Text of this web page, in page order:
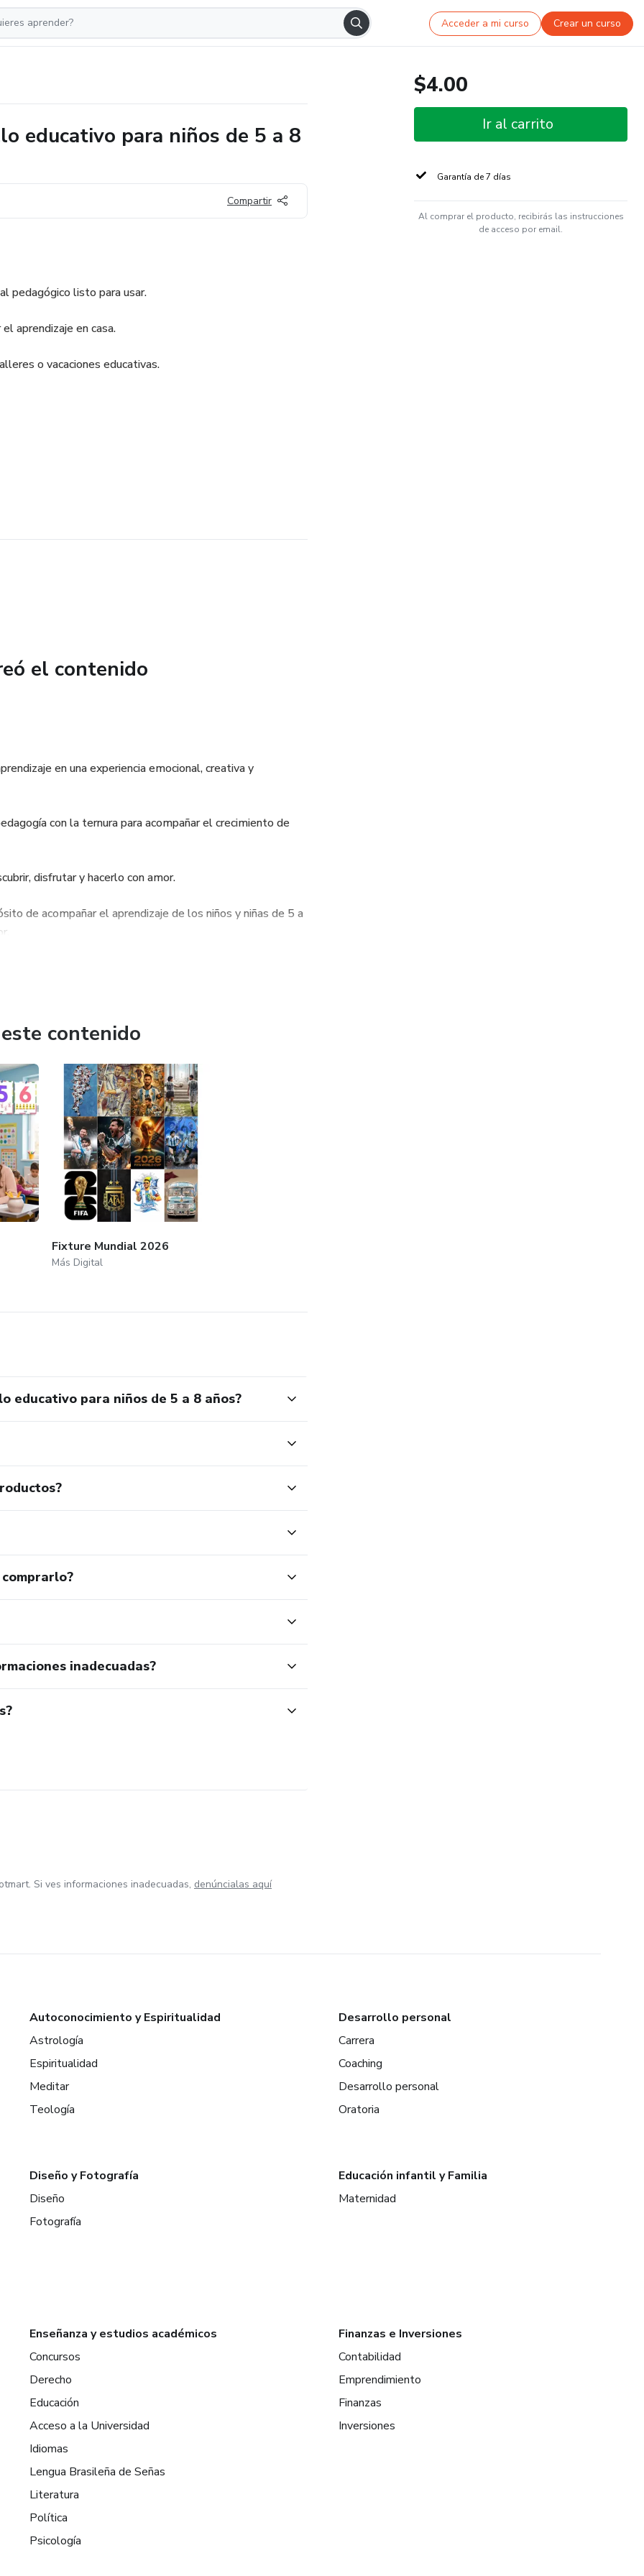
Acceder a mi curso Crear un curso
educativo para niños de 5 a 8
Compartir
pedagógico listo para usar.
aprendizaje en casa.
o vacaciones educativas.
✏️
el contenido
en una experiencia emocional, creativa y
con la ternura para acompañar el crecimiento de
disfrutar y hacerlo con amor.
de acompañar el aprendizaje de los niños y niñas de 5 a
ideal para reforzar contenidos, practicar en casa o
contenido
Fixture Mundial 2026
Más Digital
educativo para niños de 5 a 8 años?
inadecuadas?
$4.00
Ir al carrito
Garantía de 7 días
Al comprar el producto, recibirás las instrucciones
de acceso por email.
Si ves informaciones inadecuadas, denúncialas aquí
Autoconocimiento y Espiritualidad
Astrología
Espiritualidad
Meditar
Teología
Desarrollo personal
Carrera
Coaching
Desarrollo personal
Oratoria
Diseño y Fotografía
Diseño
Fotografía
Educación infantil y Familia
Maternidad
Enseñanza y estudios académicos
Concursos
Derecho
Educación
Acceso a la Universidad
Idiomas
Lengua Brasileña de Señas
Literatura
Política
Psicología
Finanzas e Inversiones
Contabilidad
Emprendimiento
Finanzas
Inversiones